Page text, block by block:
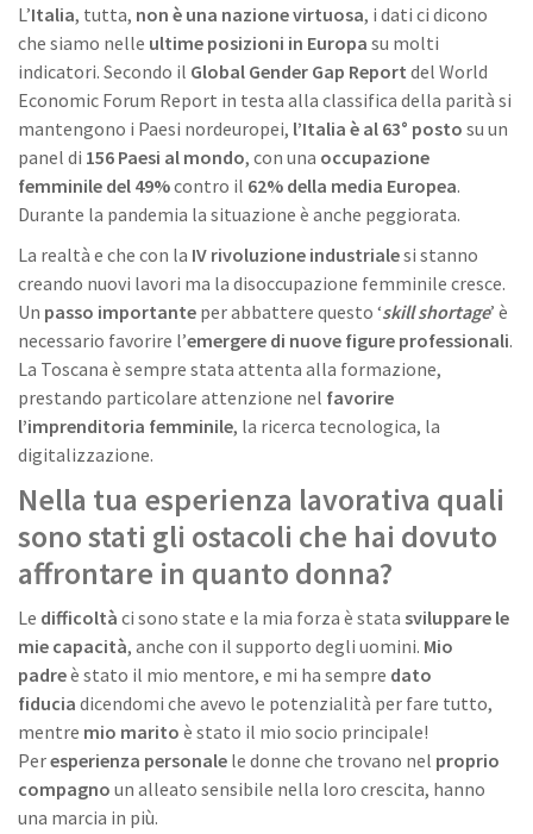
L’Italia, tutta, non è una nazione virtuosa, i dati ci dicono
che siamo nelle ultime posizioni in Europa su molti
indicatori. Secondo il Global Gender Gap Report del World
Economic Forum Report in testa alla classifica della parità si
mantengono i Paesi nordeuropei, l’Italia è al 63° posto su un
panel di 156 Paesi al mondo, con una occupazione
femminile del 49%contro il 62% della media Europea.
Durante la pandemia la situazione è anche peggiorata.
La realtà e che con la IV rivoluzione industrialesi stanno
creando nuovi lavori ma la disoccupazione femminile cresce.
Un passo importante per abbattere questo ‘skill shortage’ è
necessario favorire l’emergere di nuove figure professionali.
La Toscana è sempre stata attenta alla formazione,
prestando particolare attenzione nel favorire
l’imprenditoria femminile, la ricerca tecnologica, la
digitalizzazione.
Nella tua esperienza lavorativa quali
sono stati gli ostacoli che hai dovuto
affrontare in quanto donna?
Le difficoltà ci sono state e la mia forza è stata sviluppare le
mie capacità, anche con il supporto degli uomini. Mio
padreè stato il mio mentore, e mi ha sempre dato
fiducia dicendomi che avevo le potenzialità per fare tutto,
mentre mio marito è stato il mio socio principale!
Peresperienza personale le donne che trovano nel proprio
compagno un alleato sensibile nella loro crescita, hanno
una marcia in più.